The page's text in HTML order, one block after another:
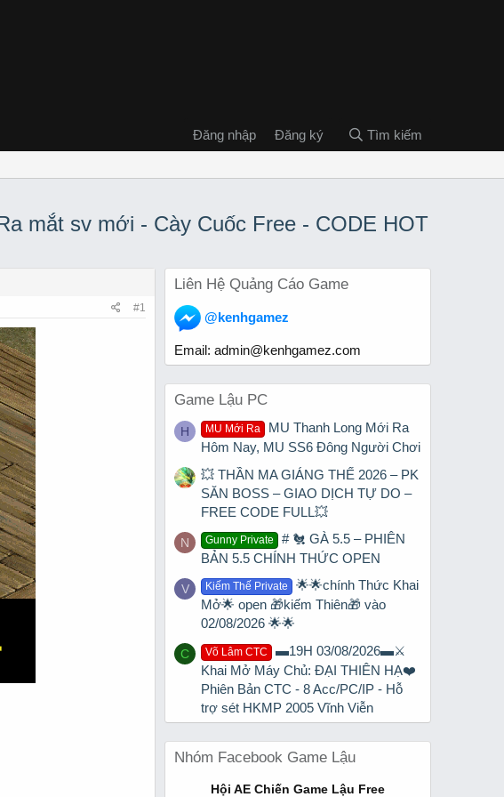
Đăng nhập Đăng ký Tìm kiếm
mắt sv mới - Cày Cuốc Free - CODE HOT
#1
Liên Hệ Quảng Cáo Game
@kenhgamez
Email: admin@kenhgamez.com
Game Lậu PC
H MU Mới Ra
MU Thanh Long Mới Ra
Hôm Nay, MU SS6 Đông Người Chơi
💥 THẦN MA GIÁNG THẾ 2026 – PK
SĂN BOSS – GIAO DỊCH TỰ DO –
FREE CODE FULL💥
N Gunny Private
# 🐔 GÀ 5.5 – PHIÊN
BẢN 5.5 CHÍNH THỨC OPEN
V Kiếm Thế Private
🌟🌟chính Thức Khai
Mở🌟 open 🎁kiếm Thiên🎁 vào
02/08/2026 🌟🌟
C Võ Lâm CTC
▬19H 03/08/2026▬⚔️
Khai Mở Máy Chủ: ĐẠI THIÊN HẠ❤️
Phiên Bản CTC - 8 Acc/PC/IP - Hỗ
trợ sét HKMP 2005 Vĩnh Viễn
Nhóm Facebook Game Lậu
Hội AE Chiến Game Lậu Free